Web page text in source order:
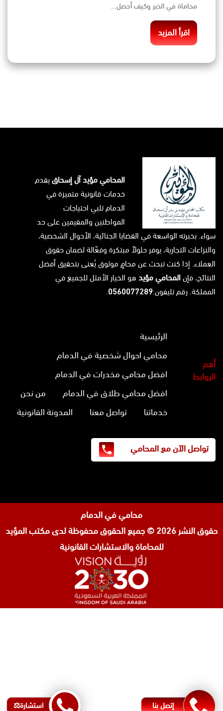
محاماة في الخبر وكيف أحصل…
اقرأ المزيد
المحامي مؤيد آل إسحاقيقدم
خدمات قانونية متميزة في
الدمام تلبي احتياجات
المواطنين والمقيمين على حد
سواء. بخبرته الواسعة في القضايا الجنائية، الأحوال الشخصية،
والنزاعات التجارية، يوفر حلولاً مبتكرة وفعّالة لضمان حقوق
العملاء. إذا كنت تبحث عن محامٍ موثوق يُعنى بتحقيق أفضل
النتائج، فإنالمحامي مؤيد هو الخيار الأمثل للجميع في
المملكة. رقم تليفون:0560077289
.
أهم
الروابط
الرئيسية
محامي احوال شخصية في الدمام
افضل محامي مخدرات في الدمام
افضل محامي طلاق في الدمام
من نحن
خدماتنا
تواصل معنا المدونة القانونية
تواصل الآن مع المحامي
محامي في الدمام
حقوق النشر 2026 © جميع الحقوق محفوظة لدى
مكتب المؤيد
للمحاماة والاستشارات القانونية
إتصل بنا استشارة⚖️
محامي شرعي في البحرين